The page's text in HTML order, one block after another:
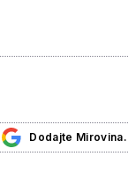
Dodajte